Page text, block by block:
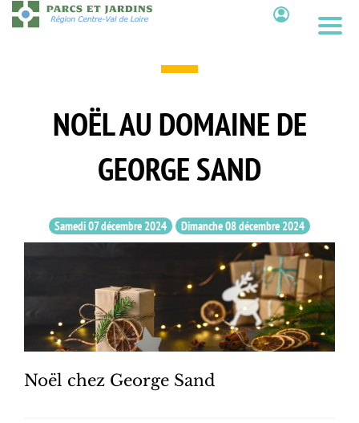
Aller
au
NOËL AU DOMAINE DE
GEORGE SAND
Samedi 07 décembre 2024 Dimanche 08 décembre 2024
Noël chez George Sand